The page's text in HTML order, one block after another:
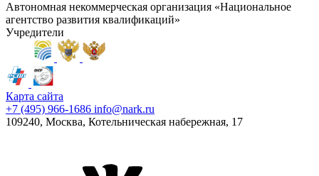
Автономная некоммерческая организация «Национальное
агентство развития квалификаций»
Учредители
Карта сайта
+7 (495) 966-1686 info@nark.ru
109240, Москва, Котельническая набережная, 17